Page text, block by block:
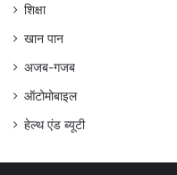
शिक्षा
खान पान
अजब-गजब
ऑटोमोबाइल
हेल्थ एंड ब्यूटी